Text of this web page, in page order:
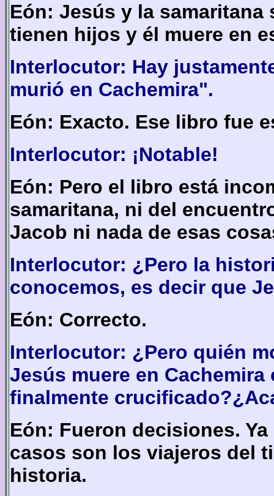
Eón: Jesús y la samaritana
tienen hijos y él muere en
Interlocutor: Hay
murió en Cachemira".
Eón: Exacto. Ese libro fue
Interlocutor: ¡Notable!
Eón: Pero el libro está
samaritana, ni del
Jacob ni nada de esas
Interlocutor: ¿Pero la
conocemos, es decir que
Eón: Correcto.
Interlocutor: ¿Pero quién
Jesús muere en
finalmente
Eón: Fueron decisiones.
casos son los viajeros del
historia.